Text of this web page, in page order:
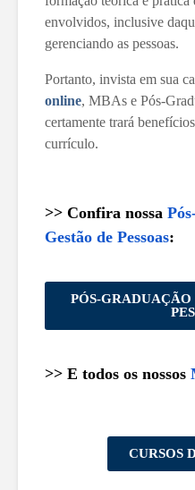
envolvidos, inclusive
gerenciando as pessoas.
Portanto, invista em sua
online, MBAs e Pós-
certamente trará
currículo.
>> Confira nossa
Gestão de Pessoas:
PÓS-
>> E todos os nossos
CURSOS